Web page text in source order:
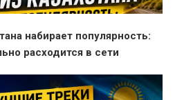
набирает популярность:
расходится в сети